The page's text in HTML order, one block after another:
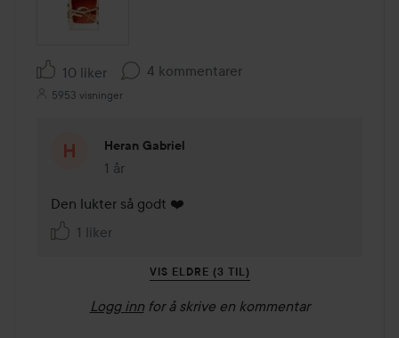
10 liker 4 kommentarer
5953 visninger
Heran Gabriel
1 år
Kommentaren lades 1 år
Den lukter så godt ❤️
1 liker
VIS ELDRE (3 TIL)
Logg inn for å skrive en kommentar